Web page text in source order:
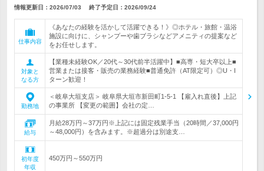
情報更新日：2026/07/03 終了予定日： 2026/09/24
仕事内容
《あなたの経験を活かして活躍できる！》◎ホテル・旅館・温浴
施設に向けに、シャンプーや歯ブラシなどアメニティの提案など
をお任せします。
対象と
なる方
【業種未経験OK／20代～30代前半活躍中】■高専・短大卒以上■
営業または接客・販売の業務経験■普通免許（AT限定可）◎U・I
ターン歓迎！
勤務地
＜岐阜大垣支店＞ 岐阜県大垣市新田町1-5-1 【雇入れ直後】上記
の事業所 【変更の範囲】会社の定…
給与
月給28万円～37万円※上記には固定残業手当（20時間／37,000円
～48,000円）を含みます。※超過分は別途支…
初年度
年収
450万円～550万円